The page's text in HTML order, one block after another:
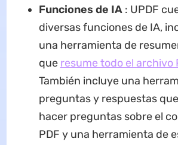
Funciones de IA: UPDF
diversas funciones de IA,
una herramienta de
que resume todo el archivo
También incluye una
preguntas y respuestas
hacer preguntas sobre el
PDF y una herramienta de